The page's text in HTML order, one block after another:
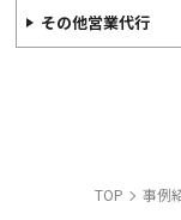
その他営業代行
TOP 事例